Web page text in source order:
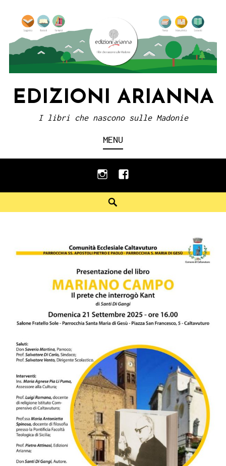
content
EDIZIONI ARIANNA
I libri che nascono sulle Madonie
MENU
instagramfacebook